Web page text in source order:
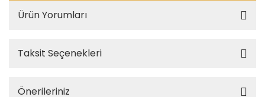
Ürün Yorumları
Taksit Seçenekleri
Önerileriniz